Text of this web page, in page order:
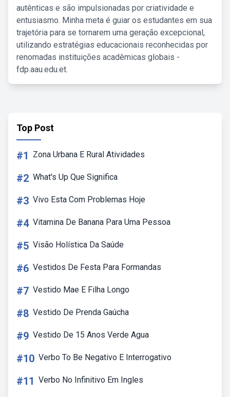
autênticas e são impulsionadas por criatividade e
entusiasmo. Minha meta é guiar os estudantes em sua
trajetória para se tornarem uma geração excepcional,
utilizando estratégias educacionais reconhecidas por
renomadas instituições acadêmicas globais -
fdp.aau.edu.et.
Top Post
#1 Zona Urbana E Rural Atividades
#2 What's Up Que Significa
#3 Vivo Esta Com Problemas Hoje
#4 Vitamina De Banana Para Uma Pessoa
#5 Visão Holística Da Saúde
#6 Vestidos De Festa Para Formandas
#7 Vestido Mae E Filha Longo
#8 Vestido De Prenda Gaúcha
#9 Vestido De 15 Anos Verde Agua
#10 Verbo To Be Negativo E Interrogativo
#11 Verbo No Infinitivo Em Ingles